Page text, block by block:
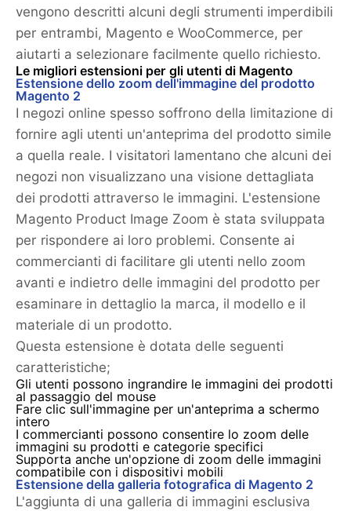
vengono descritti alcuni degli strumenti imperdibili
per entrambi, Magento e WooCommerce, per
aiutarti a selezionare facilmente quello richiesto.
Le migliori estensioni per gli utenti di Magento
Estensione dello zoom dell'immagine del prodotto
Magento 2
I negozi online spesso soffrono della limitazione di
fornire agli utenti un'anteprima del prodotto simile
a quella reale. I visitatori lamentano che alcuni dei
negozi non visualizzano una visione dettagliata
dei prodotti attraverso le immagini. L'estensione
Magento Product Image Zoom è stata sviluppata
per rispondere ai loro problemi. Consente ai
commercianti di facilitare gli utenti nello zoom
avanti e indietro delle immagini del prodotto per
esaminare in dettaglio la marca, il modello e il
materiale di un prodotto.
Questa estensione è dotata delle seguenti
caratteristiche;
Gli utenti possono ingrandire le immagini dei prodotti
al passaggio del mouse
Fare clic sull'immagine per un'anteprima a schermo
intero
I commercianti possono consentire lo zoom delle
immagini su prodotti e categorie specifici
Supporta anche un'opzione di zoom delle immagini
compatibile con i dispositivi mobili
Estensione della galleria fotografica di Magento 2
L'aggiunta di una galleria di immagini esclusiva